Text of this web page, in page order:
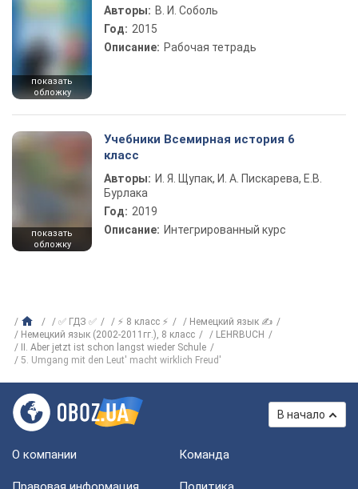
показать
обложку
Авторы: В. И. Соболь
Год: 2015
Описание: Рабочая тетрадь
показать
обложку
Учебники Всемирная история 6
класс
Авторы: И. Я. Щупак, И. А. Пискарева, Е.В.
Бурлака
Год: 2019
Описание: Интегрированный курс
✅ ГДЗ ✅ ⚡ 8 класс ⚡
Немецкий язык ✍
Немецкий язык (2002-2011гг.), 8 класс
LEHRBUCH
II. Aber jetzt ist schon langst wieder Schule
5. Umgang mit den Leut' macht wirklich Freud'
В начало
О компании Команда